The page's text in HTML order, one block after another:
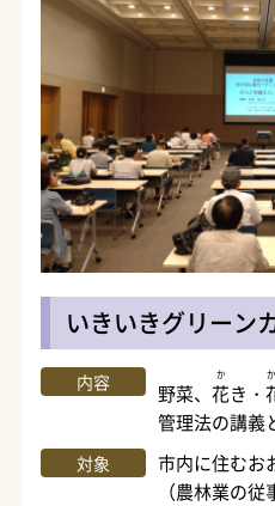
いきいきグリーン
内容 野菜、花
か
き・
管理法の講義
対象
市内に住むお
（農林業の